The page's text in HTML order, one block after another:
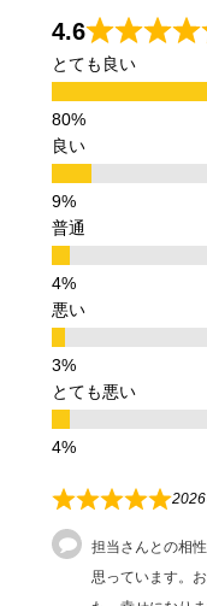
4.6
とても良い
良い
普通
悪い
とても悪い
担当さんとの相
思っています。